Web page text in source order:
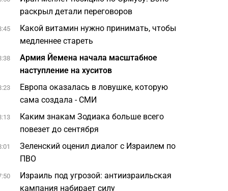
раскрыл детали переговоров
Какой витамин нужно принимать, чтобы
медленнее стареть
Армия Йемена начала масштабное
наступление на хуситов
Европа оказалась в ловушке, которую
сама создала - СМИ
Каким знакам Зодиака больше всего
повезет до сентября
Зеленский оценил диалог с Израилем по
ПВО
Израиль под угрозой: антиизраильская
кампания набирает силу